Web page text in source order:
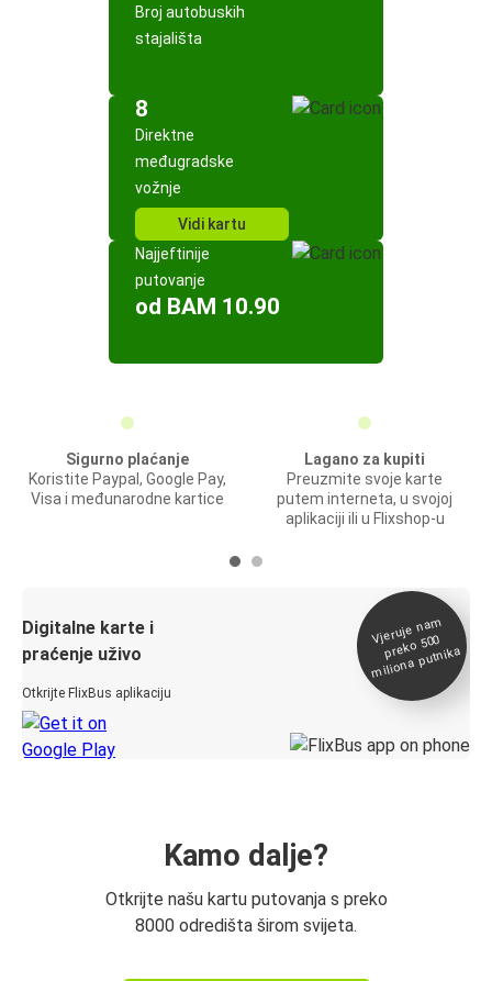
Broj autobuskih
stajališta
8
Direktne
međugradske
vožnje
Vidi kartu
Najjeftinije
putovanje
od BAM 10.90
Sigurno plaćanje
Koristite Paypal, Google Pay,
Visa i međunarodne kartice
Lagano za kupiti
Preuzmite svoje karte
putem interneta, u svojoj
aplikaciji ili u Flixshop-u
Digitalne karte i
praćenje uživo
Otkrijte FlixBus aplikaciju
Vjeruje na
m
preko 500
miliona putnika
Kamo dalje?
Otkrijte našu kartu putovanja s preko
8000 odredišta širom svijeta.